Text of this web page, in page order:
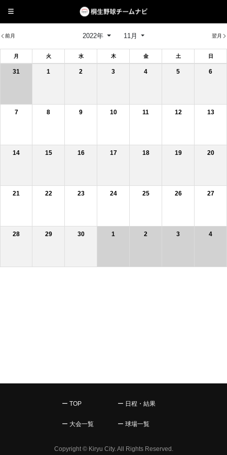
前月 2022年 11月 翌月
月 火 水 木 金 土 日
31 1 2 3 4 5 6
7 8 9 10 11 12 13
14 15 16 17 18 19 20
21 22 23 24 25 26 27
28 29 30 1 2 3 4
ー TOP ー 日程・結果
ー 大会一覧 ー 球場一覧
Copyright © Kiryu City. All Rights Reserved.